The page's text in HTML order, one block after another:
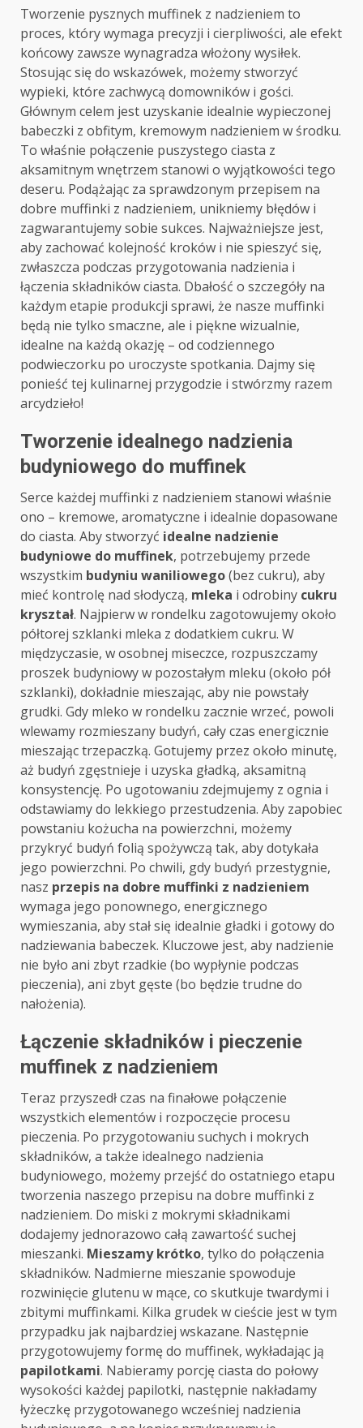
Tworzenie pysznych muffinek z nadzieniem to
proces, który wymaga precyzji i cierpliwości, ale efekt
końcowy zawsze wynagradza włożony wysiłek.
Stosując się do wskazówek, możemy stworzyć
wypieki, które zachwycą domowników i gości.
Głównym celem jest uzyskanie idealnie wypieczonej
babeczki z obfitym, kremowym nadzieniem w środku.
To właśnie połączenie puszystego ciasta z
aksamitnym wnętrzem stanowi o wyjątkowości tego
deseru. Podążając za sprawdzonym przepisem na
dobre muffinki z nadzieniem, unikniemy błędów i
zagwarantujemy sobie sukces. Najważniejsze jest,
aby zachować kolejność kroków i nie spieszyć się,
zwłaszcza podczas przygotowania nadzienia i
łączenia składników ciasta. Dbałość o szczegóły na
każdym etapie produkcji sprawi, że nasze muffinki
będą nie tylko smaczne, ale i piękne wizualnie,
idealne na każdą okazję – od codziennego
podwieczorku po uroczyste spotkania. Dajmy się
ponieść tej kulinarnej przygodzie i stwórzmy razem
arcydzieło!
Tworzenie idealnego nadzienia
budyniowego do muffinek
Serce każdej muffinki z nadzieniem stanowi właśnie
ono – kremowe, aromatyczne i idealnie dopasowane
do ciasta. Aby stworzyć idealne nadzienie
budyniowe do muffinek, potrzebujemy przede
wszystkim budyniu waniliowego(bez cukru), aby
mieć kontrolę nad słodyczą, mleka i odrobiny cukru
kryształ. Najpierw w rondelku zagotowujemy około
półtorej szklanki mleka z dodatkiem cukru. W
międzyczasie, w osobnej miseczce, rozpuszczamy
proszek budyniowy w pozostałym mleku (około pół
szklanki), dokładnie mieszając, aby nie powstały
grudki. Gdy mleko w rondelku zacznie wrzeć, powoli
wlewamy rozmieszany budyń, cały czas energicznie
mieszając trzepaczką. Gotujemy przez około minutę,
aż budyń zgęstnieje i uzyska gładką, aksamitną
konsystencję. Po ugotowaniu zdejmujemy z ognia i
odstawiamy do lekkiego przestudzenia. Aby zapobiec
powstaniu kożucha na powierzchni, możemy
przykryć budyń folią spożywczą tak, aby dotykała
jego powierzchni. Po chwili, gdy budyń przestygnie,
nasz przepis na dobre muffinki z nadzieniem
wymaga jego ponownego, energicznego
wymieszania, aby stał się idealnie gładki i gotowy do
nadziewania babeczek. Kluczowe jest, aby nadzienie
nie było ani zbyt rzadkie (bo wypłynie podczas
pieczenia), ani zbyt gęste (bo będzie trudne do
nałożenia).
Łączenie składników i pieczenie
muffinek z nadzieniem
Teraz przyszedł czas na finałowe połączenie
wszystkich elementów i rozpoczęcie procesu
pieczenia. Po przygotowaniu suchych i mokrych
składników, a także idealnego nadzienia
budyniowego, możemy przejść do ostatniego etapu
tworzenia naszego przepisu na dobre muffinki z
nadzieniem. Do miski z mokrymi składnikami
dodajemy jednorazowo całą zawartość suchej
mieszanki. Mieszamy krótko, tylko do połączenia
składników. Nadmierne mieszanie spowoduje
rozwinięcie glutenu w mące, co skutkuje twardymi i
zbitymi muffinkami. Kilka grudek w cieście jest w tym
przypadku jak najbardziej wskazane. Następnie
przygotowujemy formę do muffinek, wykładając ją
papilotkami. Nabieramy porcję ciasta do połowy
wysokości każdej papilotki, następnie nakładamy
łyżeczkę przygotowanego wcześniej nadzienia